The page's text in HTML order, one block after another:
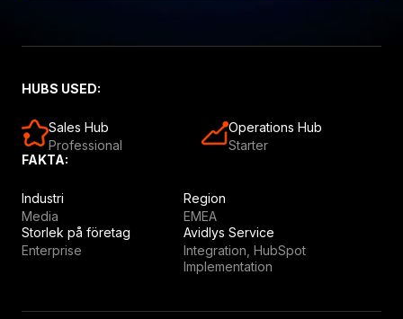
HUBS USED:
Sales Hub
Professional
Operations Hub
Starter
FAKTA:
Industri
Media
Region
EMEA
Storlek på företag
Enterprise
Avidlys Service
Integration, HubSpot
Implementation